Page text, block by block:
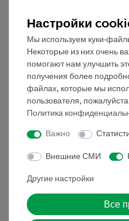
через USB.
Оборудование и
Диапазон: 0 ... 3 %
Частота измерений:
Версия Bluetooth: 5.0
Датчик содержит литий-
который заряжается
Принадлежности
Медиа / Загрузки
Настройки
Мы используем куки-
Некоторые из них очень
помогают нам улучшить
получения более
файлах, которые мы
пользователя,
Политика
Важно
Внешние СМИ
Другие настройки
Все